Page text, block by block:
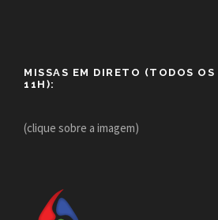
MISSAS EM DIRETO (TODOS OS
11H):
(clique sobre a imagem)